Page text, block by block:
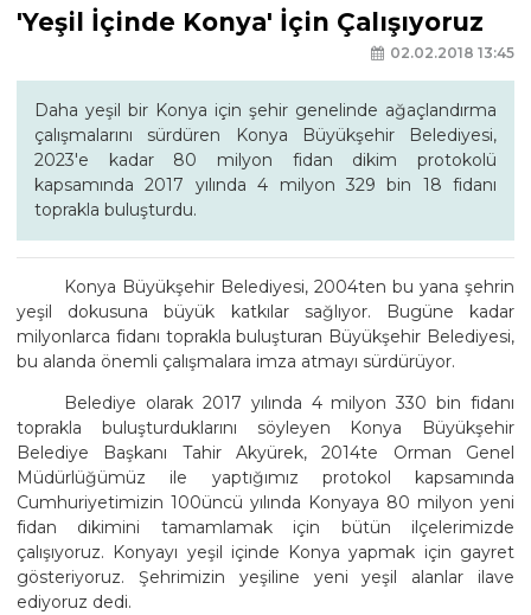
'Yeşil İçinde Konya' İçin Çalışıyoruz
02.02.2018 13:45
Daha yeşil bir Konya için şehir genelinde ağaçlandırma
çalışmalarını sürdüren Konya Büyükşehir Belediyesi,
2023'e kadar 80 milyon fidan dikim protokolü
kapsamında 2017 yılında 4 milyon 329 bin 18 fidanı
toprakla buluşturdu.
Konya Büyükşehir Belediyesi, 2004ten bu yana şehrin
yeşil dokusuna büyük katkılar sağlıyor. Bugüne kadar
milyonlarca fidanı toprakla buluşturan Büyükşehir Belediyesi,
bu alanda önemli çalışmalara imza atmayı sürdürüyor.
Belediye olarak 2017 yılında 4 milyon 330 bin fidanı
toprakla buluşturduklarını söyleyen Konya Büyükşehir
Belediye Başkanı Tahir Akyürek, 2014te Orman Genel
Müdürlüğümüz ile yaptığımız protokol kapsamında
Cumhuriyetimizin 100üncü yılında Konyaya 80 milyon yeni
fidan dikimini tamamlamak için bütün ilçelerimizde
çalışıyoruz. Konyayı yeşil içinde Konya yapmak için gayret
gösteriyoruz. Şehrimizin yeşiline yeni yeşil alanlar ilave
ediyoruz dedi.